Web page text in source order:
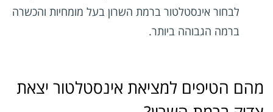
לבחור אינסטלטור ברמת השרון בעל מומחיות והכשרה
ברמה הגבוהה ביותר.
מהם הטיפים למציאת אינסטלטור יצאת